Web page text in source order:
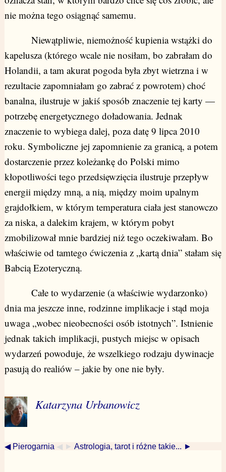
nie można tego osiągnąć samemu.
Niewątpliwie, niemożność kupienia wstążki do
kapelusza (którego wcale nie nosiłam, bo zabrałam do
Holandii, a tam akurat pogoda była zbyt wietrzna i w
rezultacie zapomniałam go zabrać z powrotem) choć
banalna, ilustruje w jakiś sposób znaczenie tej karty —
potrzebę energetycznego doładowania. Jednak
znaczenie to wybiega dalej, poza datę 9 lipca 2010
roku. Symboliczne jej zapomnienie za granicą, a potem
dostarczenie przez koleżankę do Polski mimo
kłopotliwości tego przedsięwzięcia ilustruje przepływ
energii między mną, a nią, między moim upalnym
grajdołkiem, w którym temperatura ciała jest stanowczo
za niska, a dalekim krajem, w którym pobyt
zmobilizował mnie bardziej niż tego oczekiwałam. Bo
właściwie od tamtego ćwiczenia z „kartą dnia” stałam się
Babcią Ezoteryczną.
Całe to wydarzenie (a właściwie wydarzonko)
dnia ma jeszcze inne, rodzinne implikacje i stąd moja
uwaga „wobec nieobecności osób istotnych”. Istnienie
jednak takich implikacji, pustych miejsc w opisach
wydarzeń powoduje, że wszelkiego rodzaju dywinacje
pasują do realiów – jakie by one nie były.
Katarzyna Urbanowicz
◀ Pierogarnia ◀ ► Astrologia, tarot i różne takie... ►